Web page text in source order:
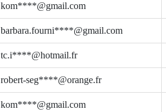
kom****@gmail.com
barbara.fourni****@gmail.com
tc.i****@hotmail.fr
robert-seg****@orange.fr
kom****@gmail.com